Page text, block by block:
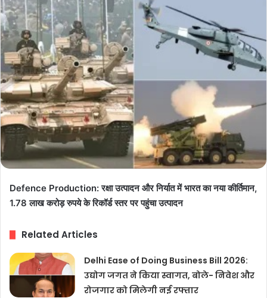
Defence Production: रक्षा उत्पादन और निर्यात में भारत का नया कीर्तिमान,
1.78 लाख करोड़ रुपये के रिकॉर्ड स्तर पर पहुंचा उत्पादन
Related Articles
Delhi Ease of Doing Business Bill 2026:
उद्योग जगत ने किया स्वागत, बोले- निवेश और
रोजगार को मिलेगी नई रफ्तार